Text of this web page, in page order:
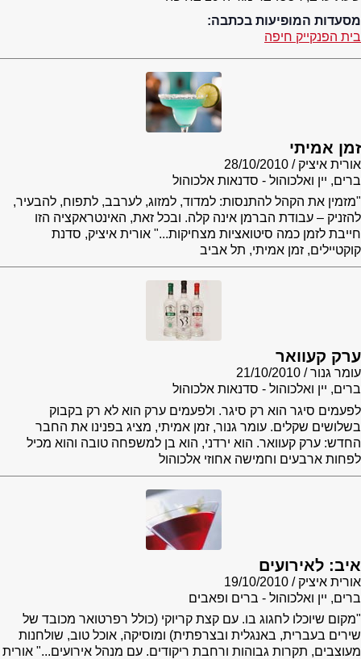
מסעדות המופיעות בכתבה:
בית הפנקייק חיפה
זמן אמיתי
אורית איציק
28/10/2010
ברים, יין ואלכוהול - סדנאות אלכוהול
"מזמין את הקהל להתנסות: למדוד, למזוג, לערבב, לתפוח, להבעיר,
להזניק – עבודת הברמן אינה קלה. ובכל זאת, האינטראקציה הזו
חייבת לזמן כמה סיטואציות מצחיקות..." אורית איציק, סדנת
קוקטיילים, זמן אמיתי, תל אביב
ערק קעוואר
עומר גנור
21/10/2010
ברים, יין ואלכוהול - סדנאות אלכוהול
לפעמים סיגר הוא רק סיגר. ולפעמים ערק הוא לא רק בקבוק
בשלושים שקלים. עומר גנור, זמן אמיתי, מציג בפנינו את החבר
החדש: ערק קעוואר. הוא ירדני, הוא בן למשפחה טובה והוא מכיל
לפחות ארבעים וחמישה אחוזי אלכוהול
איב: לאירועים
אורית איציק
19/10/2010
ברים, יין ואלכוהול - ברים ופאבים
"מקום שיוכלו לחגוג בו. עם קצת קריוקי (כולל רפרטואר מכובד של
שירים בעברית, באנגלית ובצרפתית) ומוסיקה, אוכל טוב, שולחנות
מעוצבים, תקרות גבוהות ורחבת ריקודים. עם מנהל אירועים..." אורית